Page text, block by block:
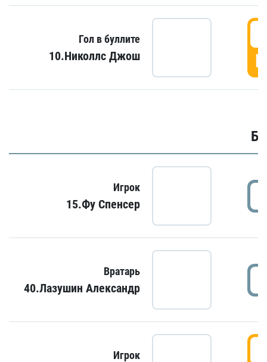
Гол в буллите
10.Николлс Джош
Игрок
15.Фу Спенсер
Вратарь
40.Лазушин Александр
Игрок